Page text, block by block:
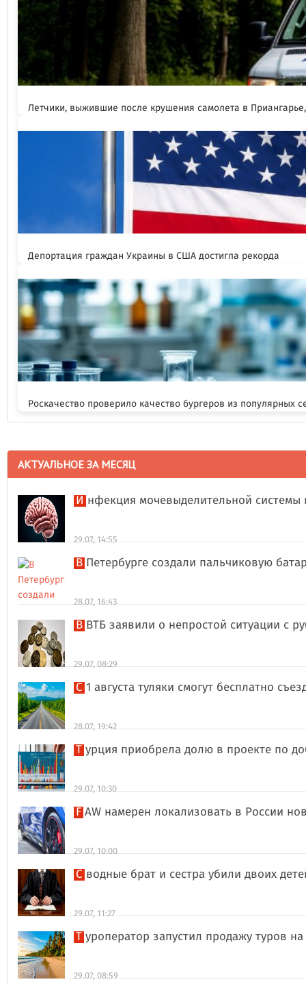
Летчики, выжившие после крушения самолета в
Депортация граждан Украины в США достигла рекорда
Роскачество проверило качество бургеров из популярных
АКТУАЛЬНОЕ ЗА МЕСЯЦ
Инфекция мочевыделительной
29.07, 14:55
В Петербурге создали пальчиковую
28.07, 16:43
В ВТБ заявили о непростой ситуации с
29.07, 08:29
С 1 августа туляки смогут бесплатно
28.07, 19:42
Турция приобрела долю в проекте по
29.07, 10:30
FAW намерен локализовать в России
29.07, 10:00
Сводные брат и сестра убили двоих
29.07, 11:27
Туроператор запустил продажу туров
29.07, 08:59